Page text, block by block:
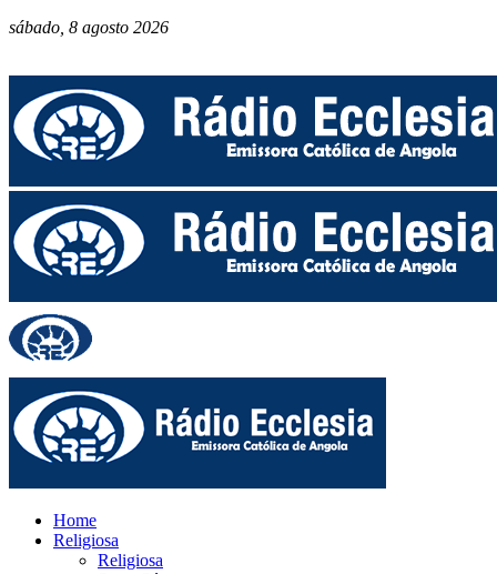
sábado, 8 agosto 2026
Home
Religiosa
Religiosa